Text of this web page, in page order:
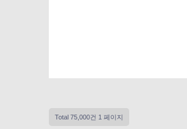
Total 75,000건 1 페이지